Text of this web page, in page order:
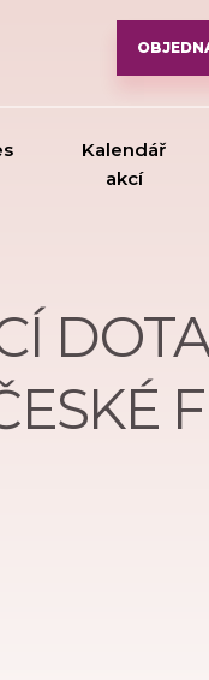
Kalendář
akcí